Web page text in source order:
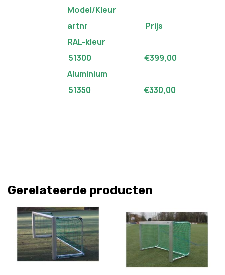
Model/Kleur
artnr Prijs
RAL-kleur
51300 €399,00
Aluminium
51350 €330,00
Gerelateerde producten